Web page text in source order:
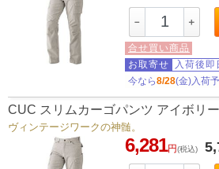
－ ＋
合せ買い商品
お取寄せ
入荷後即
今なら8/28(金)入荷
CUC スリムカーゴパンツ アイボリ
ヴィンテージワークの神髄。
6,281円(税込)